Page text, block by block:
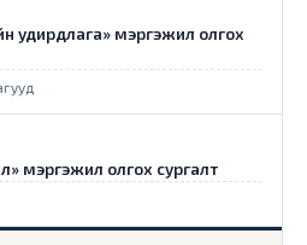
удирдлага» мэргэжил олгох
мэргэжил олгох сургалт